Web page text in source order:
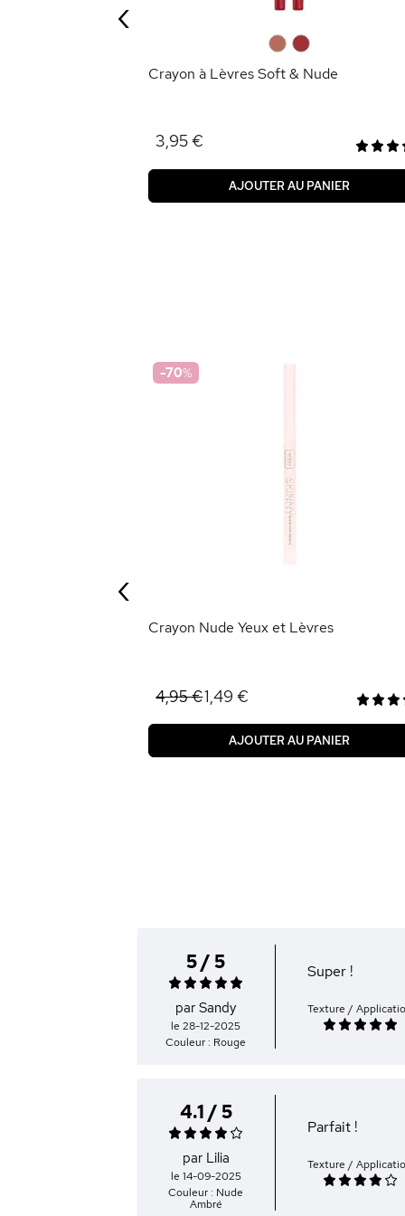
Crayon à Lèvres Soft & Nude
3,95 €
AJOUTER AU PANIER
‹
-70%
Crayon Nude Yeux et Lèvres
4,95 €1,49 €
AJOUTER AU PANIER
‹
5 / 5
par Sandy
le 28-12-2025
Couleur : Rouge
Super !
Texture /
4.1 / 5
par Lilia
le 14-09-2025
Couleur : Nude
Ambré
Parfait !
Texture /